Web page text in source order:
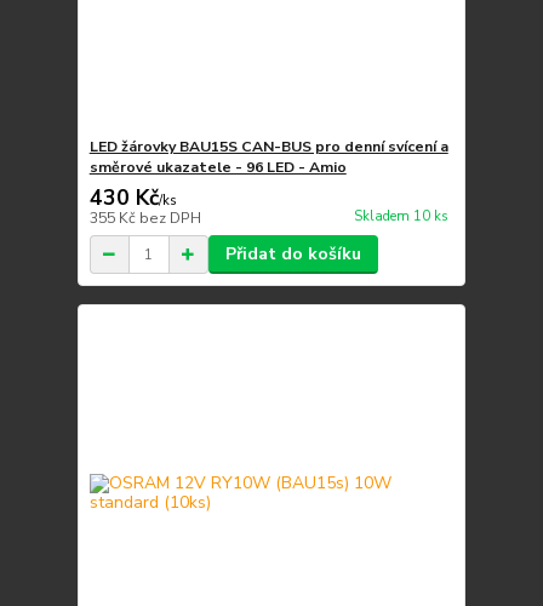
LED žárovky BAU15S CAN-BUS pro denní svícení a
směrové ukazatele - 96 LED - Amio
430 Kč/ks
355 Kč bez DPH Skladem 10 ks
Přidat do košíku